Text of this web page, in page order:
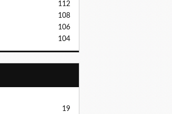
112
108
106
104
19